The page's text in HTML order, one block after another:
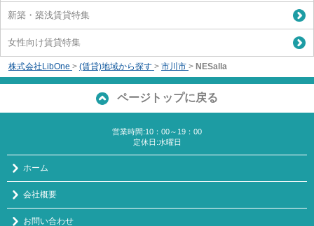
新築・築浅賃貸特集
女性向け賃貸特集
株式会社LibOne > (賃貸)地域から探す > 市川市 > NESalla
ページトップに戻る
営業時間:10：00～19：00
定休日:水曜日
ホーム
会社概要
お問い合わせ